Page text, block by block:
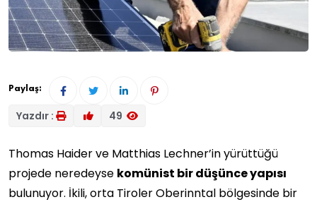
Paylaş:
Yazdır : 49
Thomas Haider ve Matthias Lechner’in yürüttüğü
projede neredeyse komünist bir düşünce yapısı
bulunuyor. İkili, orta Tiroler Oberinntal bölgesinde bir